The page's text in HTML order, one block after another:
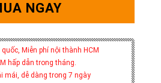
NGAY
Miễn phí nội thành HCM
hấp dẫn trong tháng.
mái, dễ dàng trong 7 ngày